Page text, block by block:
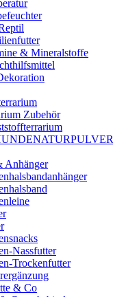
& Mineralstoffe
Zubehör
Anhänger
Nassfutter
Trockenfutter
& Co